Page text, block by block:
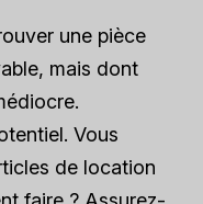
une pièce
mais dont
Vous
de location